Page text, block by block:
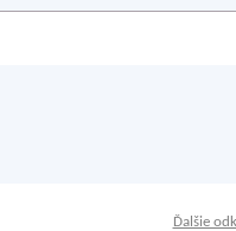
Ďalšie